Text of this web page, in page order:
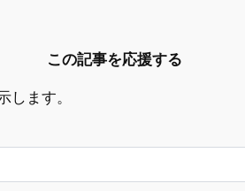
この記事を応援する
します。